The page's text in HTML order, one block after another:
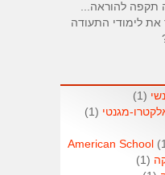
תקפה להוראה...
לימודי התעודה
(1)
(1)
(1)